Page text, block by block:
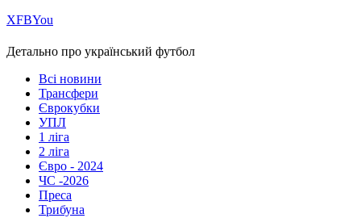
ХFBYou
Детально про український футбол
Всі новини
Трансфери
Єврокубки
УПЛ
1 ліга
2 ліга
Євро - 2024
ЧС -2026
Преса
Трибуна